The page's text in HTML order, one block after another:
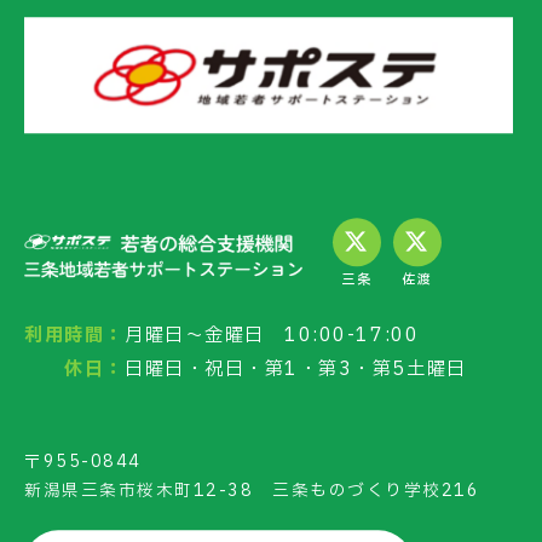
三条 佐渡
利用時間： 月曜日～金曜日 10:00-17:00
休日： 日曜日・祝日・第1・第3・第5土曜日
〒955-0844
新潟県三条市桜木町12-38 三条ものづくり学校216